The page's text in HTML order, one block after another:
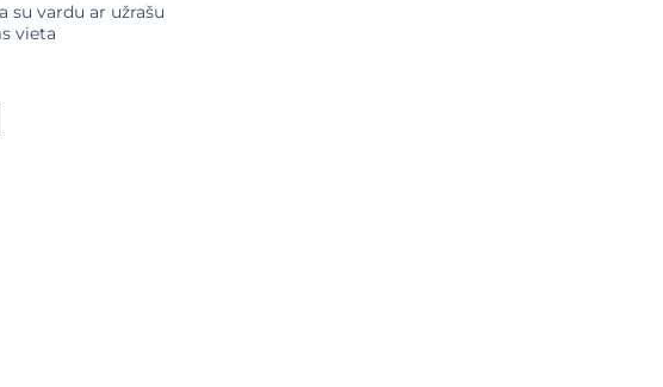
su vardu ar užrašu
vieta